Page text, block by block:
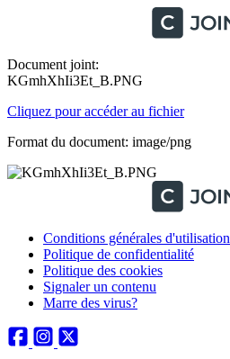
Document joint:
KGmhXhIi3Et_B.PNG
Cliquez pour accéder au fichier
Format du document: image/png
Conditions générales d'utilisation
Politique de confidentialité
Politique des cookies
Signaler un contenu
Marre des virus?